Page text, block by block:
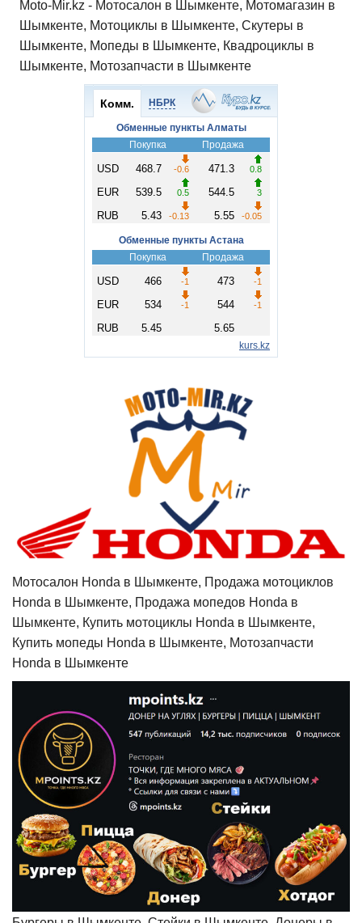
Moto-Mir.kz - Мотосалон в Шымкенте, Мотомагазин в
Шымкенте, Мотоциклы в Шымкенте, Скутеры в
Шымкенте, Мопеды в Шымкенте, Квадроциклы в
Шымкенте, Мотозапчасти в Шымкенте
Мотосалон Honda в Шымкенте, Продажа мотоциклов
Honda в Шымкенте, Продажа мопедов Honda в
Шымкенте, Купить мотоциклы Honda в Шымкенте,
Купить мопеды Honda в Шымкенте, Мотозапчасти
Honda в Шымкенте